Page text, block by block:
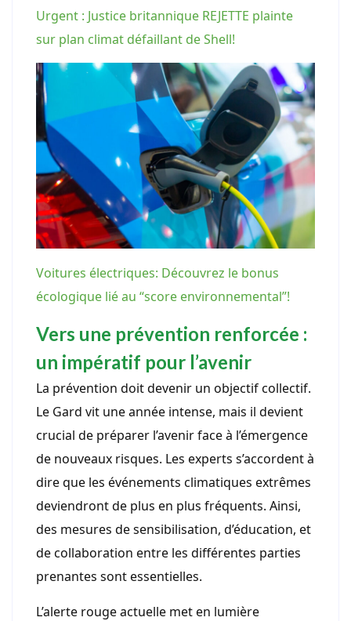
Urgent : Justice britannique REJETTE plainte
sur plan climat défaillant de Shell!
Voitures électriques: Découvrez le bonus
écologique lié au “score environnemental”!
Vers une prévention renforcée :
un impératif pour l’avenir
La prévention doit devenir un objectif collectif.
Le Gard vit une année intense, mais il devient
crucial de préparer l’avenir face à l’émergence
de nouveaux risques. Les experts s’accordent à
dire que les événements climatiques extrêmes
deviendront de plus en plus fréquents. Ainsi,
des mesures de sensibilisation, d’éducation, et
de collaboration entre les différentes parties
prenantes sont essentielles.
L’alerte rouge actuelle met en lumière